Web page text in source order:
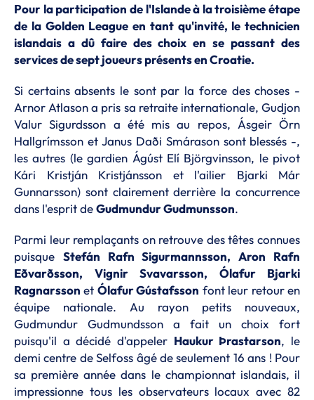
Pour la participation de l'Islande à la troisième étape
de la Golden League en tant qu'invité, le technicien
islandais a dû faire des choix en se passant des
services de sept joueurs présents en Croatie.
Si certains absents le sont par la force des choses -
Arnor Atlason a pris sa retraite internationale, Gudjon
Valur Sigurdsson a été mis au repos, Ásgeir Örn
Hallgrímsson et Janus Daði Smárason sont blessés -,
les autres (le gardien Ágúst Elí Björgvinsson, le pivot
Kári Kristján Kristjánsson et l'ailier Bjarki Már
Gunnarsson) sont clairement derrière la concurrence
dans l'esprit deGudmundur Gudmunsson.
Parmi leur remplaçants on retrouve des têtes connues
puisque Stefán Rafn Sigurmannsson, Aron Rafn
Eðvarðsson, Vignir Svavarsson, Ólafur Bjarki
Ragnarsson et Ólafur Gústafsson font leur retour en
équipe nationale. Au rayon petits nouveaux,
Gudmundur Gudmundsson a fait un choix fort
puisqu'il a décidé d'appeler Haukur Þrastarson, le
demi centre de Selfoss âgé de seulement 16 ans ! Pour
sa première année dans le championnat islandais, il
impressionne tous les observateurs locaux avec 82